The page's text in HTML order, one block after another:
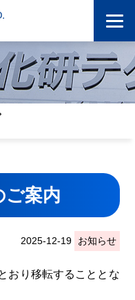
ご案内
2025-12-19 お知らせ
おり移転することとな